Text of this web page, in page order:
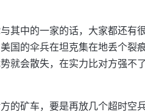
其中的一家的话，大家都还有
国的伞兵在坦克集在地丢个裂
就会散失，在实力比对方强不
的矿车，要是再放几个超时空